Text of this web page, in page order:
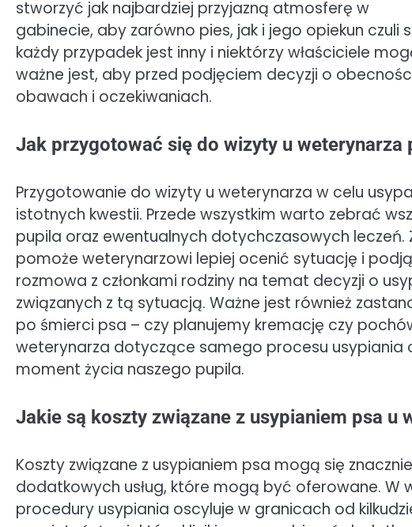
stworzyć jak najbardziej przyjazną atmosferę w
gabinecie, aby zarówno pies, jak i jego opiekun
każdy przypadek jest inny i niektórzy właściciele
ważne jest, aby przed podjęciem decyzji o
obawach i oczekiwaniach.
Jak przygotować się do wizyty u weterynarza
Przygotowanie do wizyty u weterynarza w celu
istotnych kwestii. Przede wszystkim warto zebrać
pupila oraz ewentualnych dotychczasowych
pomoże weterynarzowi lepiej ocenić sytuację i
rozmowa z członkami rodziny na temat decyzji o
związanych z tą sytuacją. Ważne jest również
po śmierci psa – czy planujemy kremację czy
weterynarza dotyczące samego procesu usypiania
moment życia naszego pupila.
Jakie są koszty związane z usypianiem psa u
Koszty związane z usypianiem psa mogą się
dodatkowych usług, które mogą być oferowane. W
procedury usypiania oscyluje w granicach od